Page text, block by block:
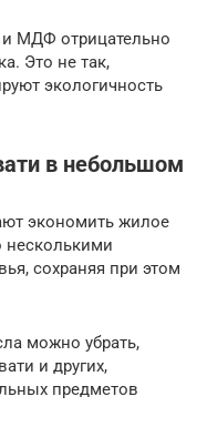
МДФ отрицательно
Это не так,
экологичность
в небольшом
экономить жилое
несколькими
сохраняя при этом
можно убрать,
и других,
предметов